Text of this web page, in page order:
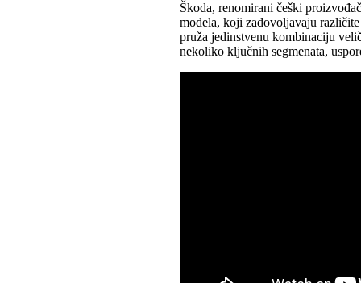
Škoda, renomirani češki
modela, koji zadovoljavaju
pruža jedinstvenu kombinaciju
nekoliko ključnih segmenata,